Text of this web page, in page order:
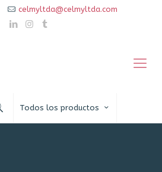
celmyltda@celmyltda.com
Todos los productos